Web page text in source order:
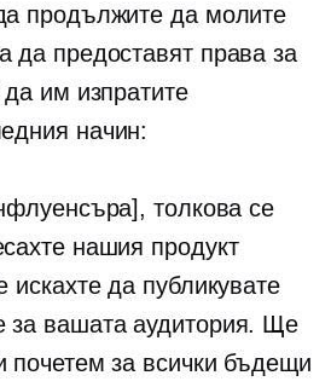
продължите да молите
да предоставят права за
им изпратите
начин:
толкова се
нашия продукт
искахте да публикувате
за вашата аудитория. Ще
почетем за всички бъдещи